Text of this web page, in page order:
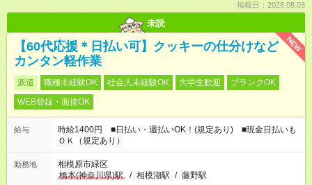
掲載日：2026.08.03
未読
NEW
【60代応援＊日払い可】クッキーの仕分けなど
カンタン軽作業
派遣 職種未経験OK 社会人未経験OK 大学生歓迎
ブランクOK
WEB登録・面接OK
給与
時給1400円 ■日払い・週払いOK！(規定あり) ■現金日払いも
ＯＫ（規定あり）
勤務地
相模原市緑区
橋本(神奈川県)駅
/ 相模湖駅 / 藤野駅